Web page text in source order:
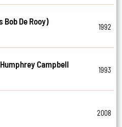
Bob De Rooy)
1992
Campbell
1993
2008